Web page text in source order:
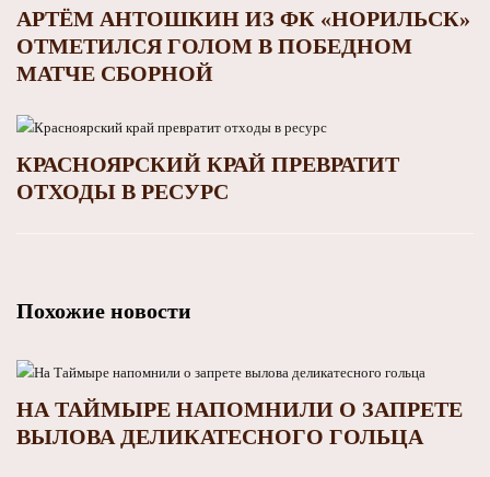
АРТЁМ АНТОШКИН ИЗ ФК «НОРИЛЬСК»
ОТМЕТИЛСЯ ГОЛОМ В ПОБЕДНОМ
МАТЧЕ СБОРНОЙ
КРАСНОЯРСКИЙ КРАЙ ПРЕВРАТИТ
ОТХОДЫ В РЕСУРС
Похожие новости
НА ТАЙМЫРЕ НАПОМНИЛИ О ЗАПРЕТЕ
ВЫЛОВА ДЕЛИКАТЕСНОГО ГОЛЬЦА